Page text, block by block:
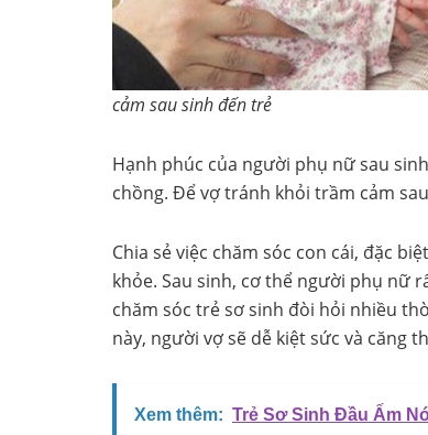
cảm sau sinh đến trẻ
Hạnh phúc của người phụ nữ sau
chồng. Để vợ tránh khỏi trầm cảm
Chia sẻ việc chăm sóc con cái, đặc
khỏe. Sau sinh, cơ thể người phụ nữ
chăm sóc trẻ sơ sinh đòi hỏi nhiều
này, người vợ sẽ dễ kiệt sức và căng
Xem thêm: Trẻ Sơ Sinh Đầu Ấm